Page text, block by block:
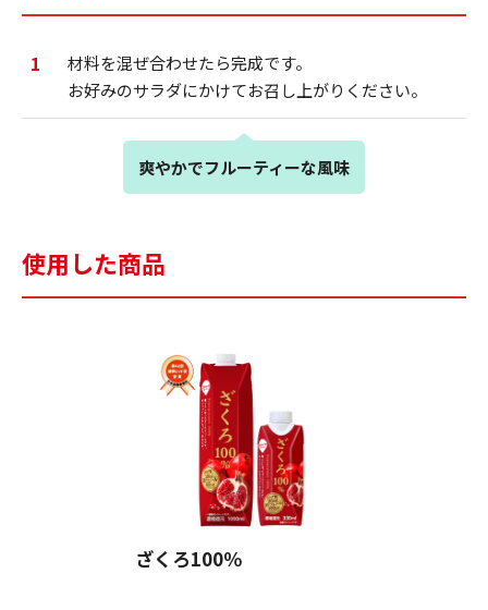
1
材料を混ぜ合わせたら完成です。
お好みのサラダにかけてお召し上がりください。
爽やかでフルーティーな風味
使用した商品
ざくろ100％